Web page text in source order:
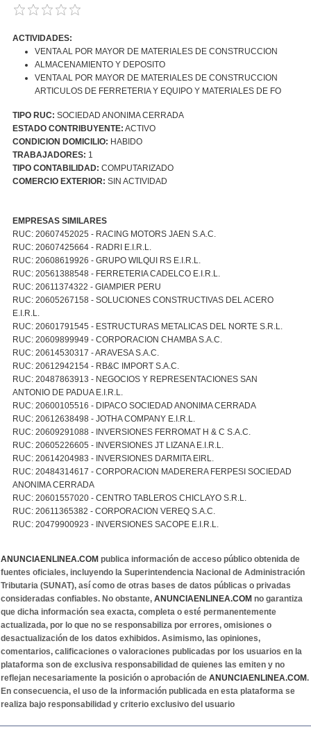
ACTIVIDADES:
VENTA AL POR MAYOR DE MATERIALES DE CONSTRUCCION
ALMACENAMIENTO Y DEPOSITO
VENTA AL POR MAYOR DE MATERIALES DE CONSTRUCCION
ARTICULOS DE FERRETERIA Y EQUIPO Y MATERIALES DE FO
TIPO RUC: SOCIEDAD ANONIMA CERRADA
ESTADO CONTRIBUYENTE: ACTIVO
CONDICION DOMICILIO: HABIDO
TRABAJADORES: 1
TIPO CONTABILIDAD: COMPUTARIZADO
COMERCIO EXTERIOR: SIN ACTIVIDAD
EMPRESAS SIMILARES
RUC: 20607452025 - RACING MOTORS JAEN S.A.C.
RUC: 20607425664 - RADRI E.I.R.L.
RUC: 20608619926 - GRUPO WILQUI RS E.I.R.L.
RUC: 20561388548 - FERRETERIA CADELCO E.I.R.L.
RUC: 20611374322 - GIAMPIER PERU
RUC: 20605267158 - SOLUCIONES CONSTRUCTIVAS DEL ACERO
E.I.R.L.
RUC: 20601791545 - ESTRUCTURAS METALICAS DEL NORTE S.R.L.
RUC: 20609899949 - CORPORACION CHAMBA S.A.C.
RUC: 20614530317 - ARAVESA S.A.C.
RUC: 20612942154 - RB&C IMPORT S.A.C.
RUC: 20487863913 - NEGOCIOS Y REPRESENTACIONES SAN
ANTONIO DE PADUA E.I.R.L.
RUC: 20600105516 - DIPACO SOCIEDAD ANONIMA CERRADA
RUC: 20612638498 - JOTHA COMPANY E.I.R.L.
RUC: 20609291088 - INVERSIONES FERROMAT H & C S.A.C.
RUC: 20605226605 - INVERSIONES JT LIZANA E.I.R.L.
RUC: 20614204983 - INVERSIONES DARMITA EIRL.
RUC: 20484314617 - CORPORACION MADERERA FERPESI SOCIEDAD
ANONIMA CERRADA
RUC: 20601557020 - CENTRO TABLEROS CHICLAYO S.R.L.
RUC: 20611365382 - CORPORACION VEREQ S.A.C.
RUC: 20479900923 - INVERSIONES SACOPE E.I.R.L.
ANUNCIAENLINEA.COM publica información de acceso público obtenida de
fuentes oficiales, incluyendo la Superintendencia Nacional de Administración
Tributaria (SUNAT), así como de otras bases de datos públicas o privadas
consideradas confiables. No obstante, ANUNCIAENLINEA.COM no garantiza
que dicha información sea exacta, completa o esté permanentemente
actualizada, por lo que no se responsabiliza por errores, omisiones o
desactualización de los datos exhibidos. Asimismo, las opiniones,
comentarios, calificaciones o valoraciones publicadas por los usuarios en la
plataforma son de exclusiva responsabilidad de quienes las emiten y no
reflejan necesariamente la posición o aprobación de ANUNCIAENLINEA.COM.
En consecuencia, el uso de la información publicada en esta plataforma se
realiza bajo responsabilidad y criterio exclusivo del usuario